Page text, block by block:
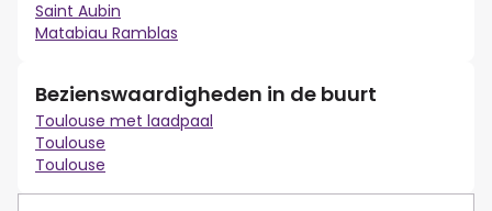
Saint Aubin
Matabiau Ramblas
Bezienswaardigheden in de buurt
Toulouse met laadpaal
Toulouse
Toulouse